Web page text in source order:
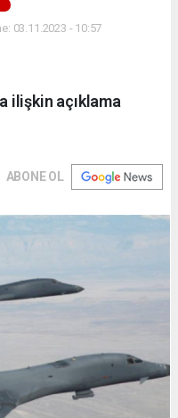
03.11.2023 - 10:57
ilişkin açıklama
ABONE OL